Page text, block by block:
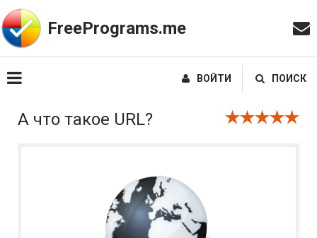
FreePrograms.me
ВОЙТИ ПОИСК
А что такое URL?